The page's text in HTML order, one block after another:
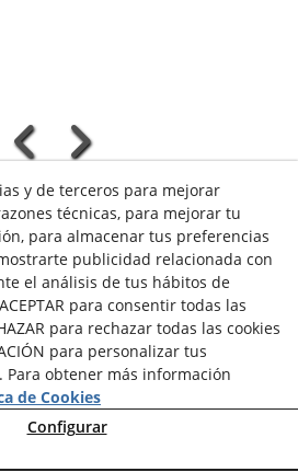
VER TODOS/AS
y de terceros para mejorar
técnicas, para mejorar tu
para almacenar tus preferencias
publicidad relacionada con
el análisis de tus hábitos de
para consentir todas las
para rechazar todas las cookies
para personalizar tus
Para obtener más información
de Cookies
Configurar